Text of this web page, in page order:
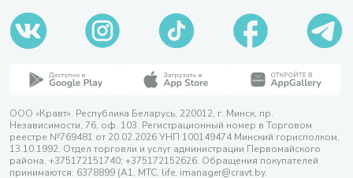
ООО «Кравт». Республика Беларусь, 220012, г. Минск, пр.
Независимости, 76, оф. 103. Регистрационный номер в Торговом
реестре №769481 от 20.02.2026 УНП 100149474 Минский горисполком,
13.10.1992. Отдел торговли и услуг администрации Первомайского
района, +375172151740; +375172152626. Обращения покупателей
принимаются: 6378899 (А1, МТС, life, imanager@cravt.by.